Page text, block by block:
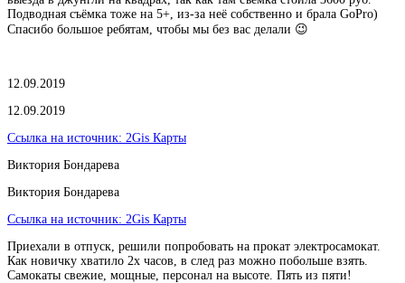
Подводная съёмка тоже на 5+, из-за неё собственно и брала GoPro)
Спасибо большое ребятам, чтобы мы без вас делали 😉
12.09.2019
12.09.2019
Ссылка на источник: 2Gis Карты
Виктория Бондарева
Виктория Бондарева
Ссылка на источник: 2Gis Карты
Приехали в отпуск, решили попробовать на прокат электросамокат.
Как новичку хватило 2х часов, в след раз можно побольше взять.
Самокаты свежие, мощные, персонал на высоте. Пять из пяти!